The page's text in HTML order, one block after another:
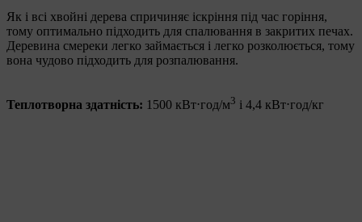
Як і всі хвойні дерева спричиняє іскріння під час горіння,
тому оптимально підходить для спалювання в закритих печах.
Деревина смереки легко займається і легко розколюється, тому
вона чудово підходить для розпалювання.
Теплотворна здатність: 1500 кВт⋅год/м3 і 4,4 кВт⋅год/кг